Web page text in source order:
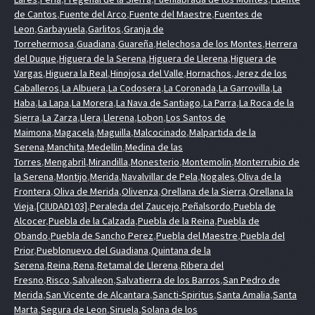
de Cantos,Fuente del Arco,Fuente del Maestre,Fuentes de
Leon,Garbayuela,Garlitos,Granja de
Torrehermosa,Guadiana,Guareña,Helechosa de los Montes,Herrera
del Duque,Higuera de la Serena,Higuera de Llerena,Higuera de
Vargas,Higuera la Real,Hinojosa del Valle,Hornachos,Jerez de los
Caballeros,La Albuera,La Codosera,La Coronada,La Garrovilla,La
Haba,La Lapa,La Morera,La Nava de Santiago,La Parra,La Roca de la
Sierra,La Zarza,Llera,Llerena,Lobon,Los Santos de
Maimona,Magacela,Maguilla,Malcocinado,Malpartida de la
Serena,Manchita,Medellin,Medina de las
Torres,Mengabril,Mirandilla,Monesterio,Montemolin,Monterrubio de
la Serena,Montijo,Merida,Navalvillar de Pela,Nogales,Oliva de la
Frontera,Oliva de Merida,Olivenza,Orellana de la Sierra,Orellana la
Vieja,[CIUDAD103],Peraleda del Zaucejo,Peñalsordo,Puebla de
Alcocer,Puebla de la Calzada,Puebla de la Reina,Puebla de
Obando,Puebla de Sancho Perez,Puebla del Maestre,Puebla del
Prior,Pueblonuevo del Guadiana,Quintana de la
Serena,Reina,Rena,Retamal de Llerena,Ribera del
Fresno,Risco,Salvaleon,Salvatierra de los Barros,San Pedro de
Merida,San Vicente de Alcantara,Sancti-Spiritus,Santa Amalia,Santa
Marta,Segura de Leon,Siruela,Solana de los